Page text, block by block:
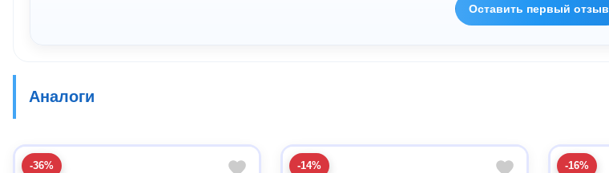
Оставить первый отзыв
Аналоги
-36% -14% -16%